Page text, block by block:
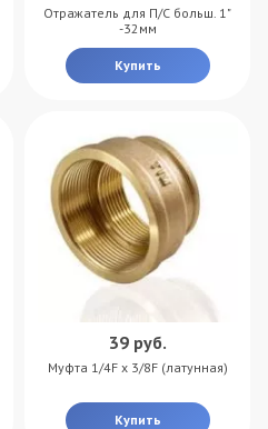
Отражатель для П/С больш. 1"
-32мм
Купить
39 руб.
Муфта 1/4F х 3/8F (латунная)
Купить